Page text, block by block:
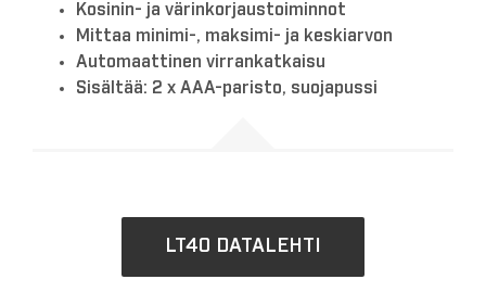
Kosinin- ja värinkorjaustoiminnot
Mittaa minimi-, maksimi- ja keskiarvon
Automaattinen virrankatkaisu
Sisältää: 2 x AAA-paristo, suojapussi
LT40 DATALEHTI